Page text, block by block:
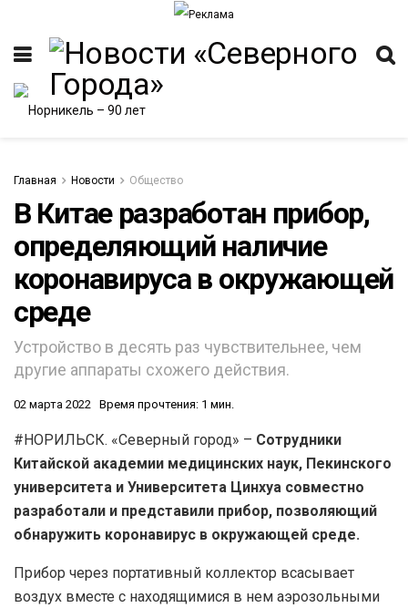
Главная Новости Общество
В Китае разработан прибор,
определяющий наличие
коронавируса в окружающей
среде
Устройство в десять раз чувствительнее, чем
другие аппараты схожего действия.
02 марта 2022 Время прочтения: 1 мин.
#НОРИЛЬСК. «Северный город» – Сотрудники
Китайской академии медицинских наук, Пекинского
университета и Университета Цинхуа совместно
разработали и представили прибор, позволяющий
обнаружить коронавирус в окружающей среде.
Прибор через портативный коллектор всасывает
воздух вместе с находящимися в нем аэрозольными